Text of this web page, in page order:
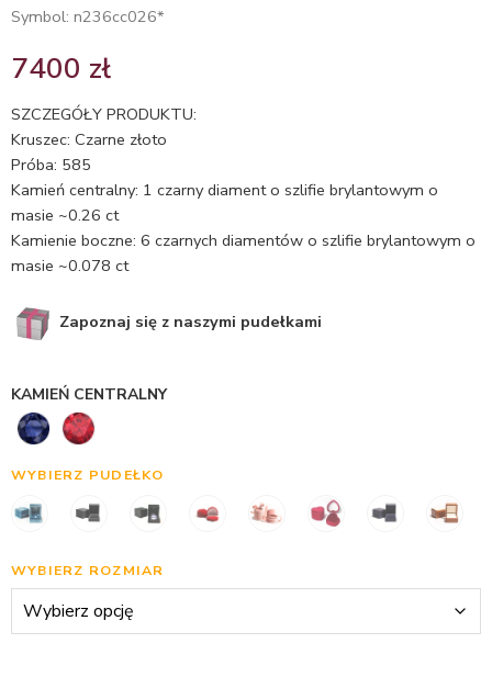
Symbol: n236cc026*
7400 zł
SZCZEGÓŁY PRODUKTU:
Kruszec: Czarne złoto
Próba: 585
Kamień centralny: 1 czarny diament o szlifie brylantowym o
masie ~0.26 ct
Kamienie boczne: 6 czarnych diamentów o szlifie brylantowym o
masie ~0.078 ct
Zapoznaj się z naszymi pudełkami
KAMIEŃ CENTRALNY
WYBIERZ PUDEŁKO
WYBIERZ ROZMIAR